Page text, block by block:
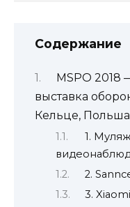
Содержание
MSPO
выставка
Кельце, Польша
1.
2.
3.